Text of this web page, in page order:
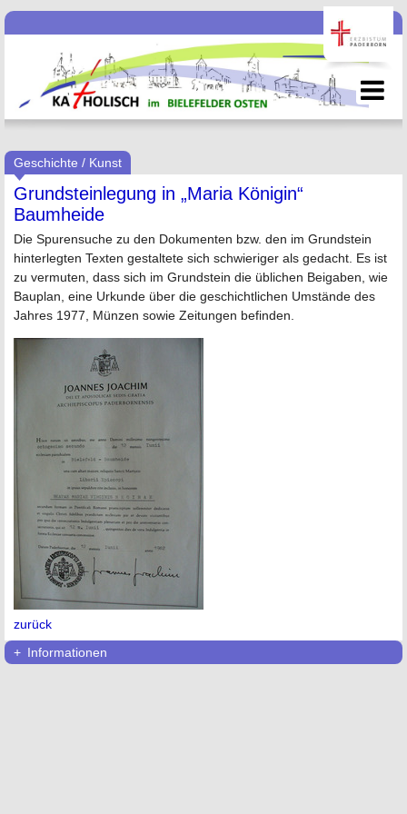
Geschichte / Kunst
Grundsteinlegung in „Maria Königin“
Baumheide
Die Spurensuche zu den Dokumenten bzw. den im Grundstein
hinterlegten Texten gestaltete sich schwieriger als gedacht. Es ist
zu vermuten, dass sich im Grundstein die üblichen Beigaben, wie
Bauplan, eine Urkunde über die geschichtlichen Umstände des
Jahres 1977, Münzen sowie Zeitungen befinden.
zurück
Informationen